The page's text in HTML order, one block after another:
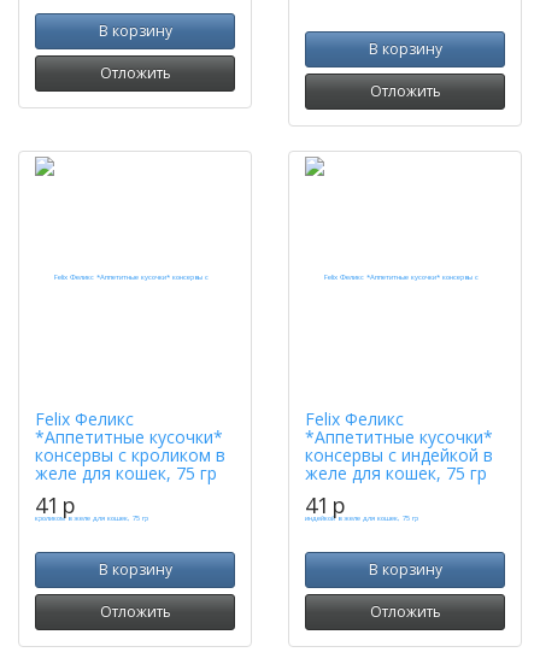
В корзину
Отложить
В корзину
Отложить
Felix Феликс
*Аппетитные кусочки*
консервы с кроликом в
желе для кошек, 75 гр
41 p
В корзину
Отложить
Felix Феликс
*Аппетитные кусочки*
консервы с индейкой в
желе для кошек, 75 гр
41 p
В корзину
Отложить